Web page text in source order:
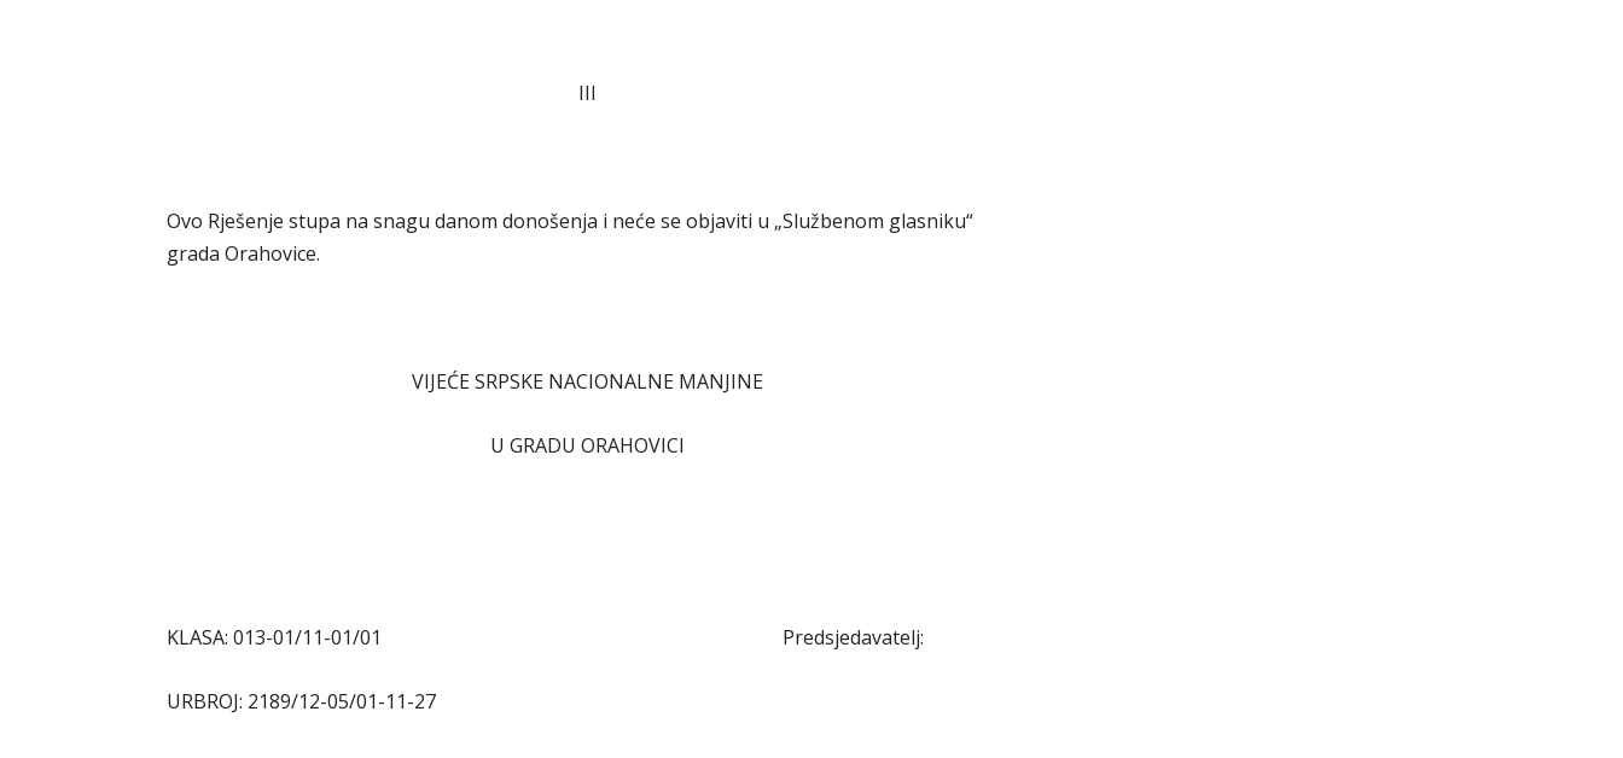
III
Ovo Rješenje stupa na snagu danom donošenja i neće se objaviti u „Službenom glasniku“
grada Orahovice.
VIJEĆE SRPSKE NACIONALNE MANJINE
U GRADU ORAHOVICI
KLASA: 013-01/11-01/01 Predsjedavatelj:
URBROJ: 2189/12-05/01-11-27